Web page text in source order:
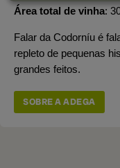
Área total de vinha
Falar da Codorníu é
repleto de pequenas
grandes feitos.
SOBRE A ADEGA